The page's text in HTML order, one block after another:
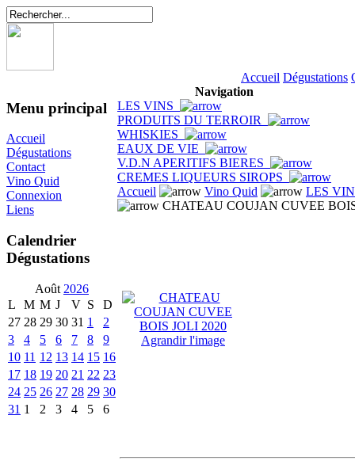
Accueil Dégustations
Menu principal
Accueil
Dégustations
Contact
Vino Quid
Connexion
Liens
Calendrier
Dégustations
Août 2026
L
M M J V S
D
27 28 29 30 31 1
2
3
4 5 6 7 8
9
10 11 12 13 14 15 16
17 18 19 20 21 22 23
24 25 26 27 28 29 30
31 1 2 3 4 5 6
Navigation
LES VINS
PRODUITS DU TERROIR
WHISKIES
EAUX DE VIE
V.D.N APERITIFS BIERES
CREMES LIQUEURS SIROPS
Accueil
Vino Quid
LES
CHATEAU COUJAN CUVEE
Agrandir l'image